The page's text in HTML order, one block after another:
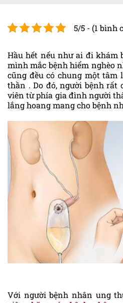
5/5 - (1 bình
Hầu hết nếu như ai đi khám
mình mắc bệnh hiểm nghèo
cũng đều có chung một tâm
thần . Do đó, người bệnh rất
viên từ phía gia đình người
lắng hoang mang cho bệnh
Với người bệnh nhân ung